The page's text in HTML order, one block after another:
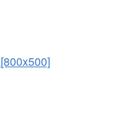
[800x500]